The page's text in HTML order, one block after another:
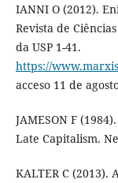
IANNI O (2012).
Revista de
da USP 1-41.
https://
acceso 11 de
JAMESON F
Late Capitalism.
KALTER C (2013).